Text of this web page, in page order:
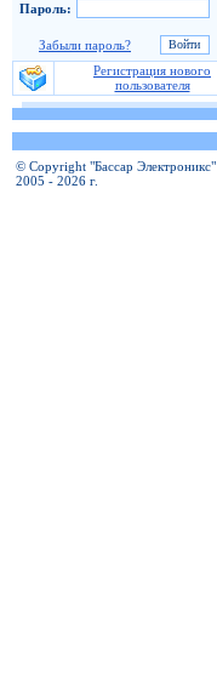
Пароль:
Забыли пароль?
Регистрация нового
пользователя
© Copyright "Бассар Электроникс"
2005 - 2026 г.